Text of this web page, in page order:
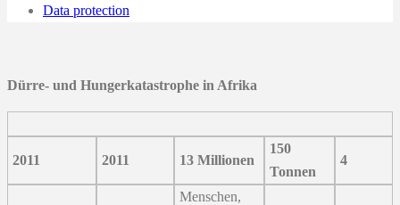
Data protection
Dürre- und Hungerkatastrophe in Afrika
2011 2011 13 Millionen
150
Tonnen
4
Menschen,